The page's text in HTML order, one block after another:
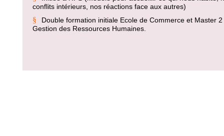
conflits intérieurs, nos réactions face aux autres)
§
Double formation initiale Ecole de Commerce et Master 2
Gestion des Ressources Humaines.